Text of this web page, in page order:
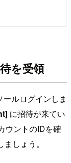
を受領
ルログインしま
に招待が来てい
ウントのIDを確
ましょう。